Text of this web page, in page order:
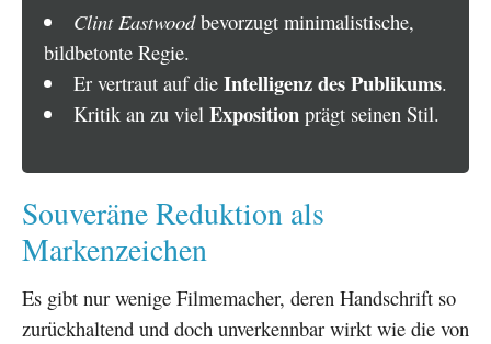
Clint Eastwoodbevorzugt minimalistische,
bildbetonte Regie.
Er vertraut auf die Intelligenz des Publikums.
Kritik an zu viel Expositionprägt seinen Stil.
Souveräne Reduktion als
Markenzeichen
Es gibt nur wenige Filmemacher, deren Handschrift so
zurückhaltend und doch unverkennbar wirkt wie die von